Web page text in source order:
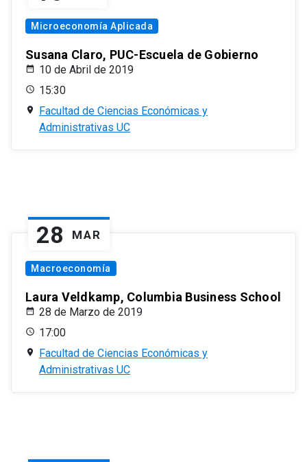
Microeconomía Aplicada
Susana Claro, PUC-Escuela de Gobierno
10 de Abril de 2019
15:30
Facultad de Ciencias Económicas y
Administrativas UC
28 MAR
Macroeconomía
Laura Veldkamp, Columbia Business School
28 de Marzo de 2019
17:00
Facultad de Ciencias Económicas y
Administrativas UC